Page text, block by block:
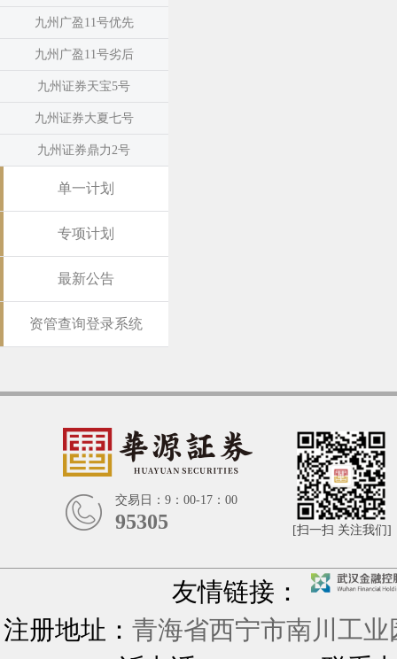
九州广盈11号优先
九州广盈11号劣后
九州证券天宝5号
九州证券大夏七号
九州证券鼎力2号
单一计划
专项计划
最新公告
资管查询登录系统
交易日：9：00-17：00
95305 [扫一扫 关注我们]
友情链接：
注册地址： 青海省西宁市南川工